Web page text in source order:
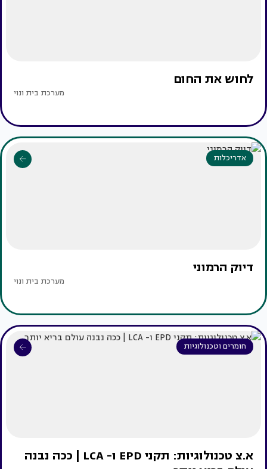
לחוש את החום
מערכת בית ונוי
אדריכלות
דיוק הרמוני
מערכת בית ונוי
חומרים וטכנולוגיות
א.צ טכנולוגיות: תקני EPD ו- LCA | ככה נבנה